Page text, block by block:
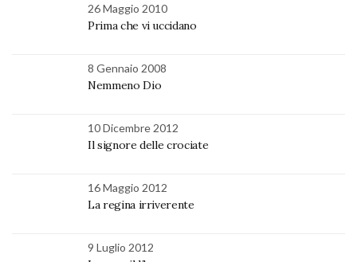
26 Maggio 2010
Prima che vi uccidano
8 Gennaio 2008
Nemmeno Dio
10 Dicembre 2012
Il signore delle crociate
16 Maggio 2012
La regina irriverente
9 Luglio 2012